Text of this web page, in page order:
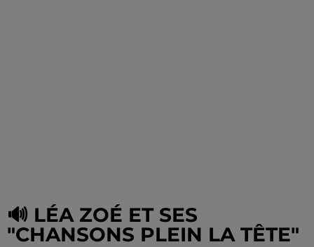
🔊 LÉA ZOÉ ET SES
"CHANSONS PLEIN LA TÊTE"